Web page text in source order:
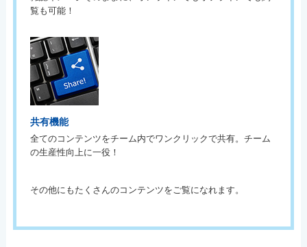
覧も可能！
共有機能
全てのコンテンツをチーム内でワンクリックで共有。チーム
の生産性向上に一役！
その他にもたくさんのコンテンツをご覧になれます。